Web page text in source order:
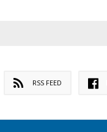
RSS FEED